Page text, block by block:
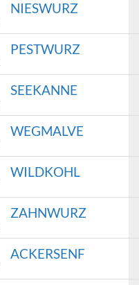
NIESWURZ
PESTWURZ
SEEKANNE
WEGMALVE
WILDKOHL
ZAHNWURZ
ACKERSENF